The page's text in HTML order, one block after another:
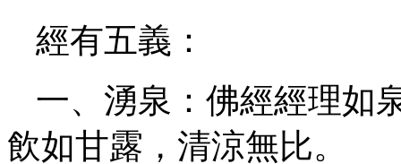
經有五義：
一、湧泉：佛經經理如
飲如甘露，清涼無比。